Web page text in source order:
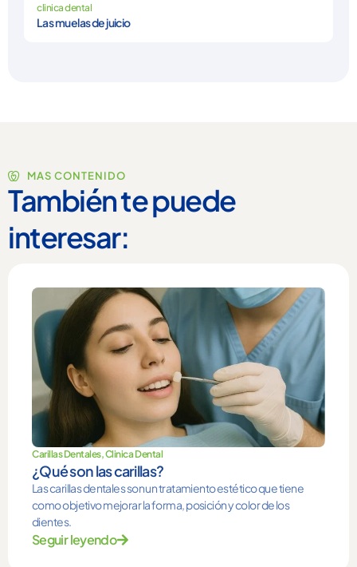
clinica dental
Las muelas de juicio
MAS CONTENIDO
También te puede
interesar:
Carillas Dentales,Clinica Dental
¿Qué son las carillas?
Las carillas dentales son un tratamiento estético que tiene
como objetivo mejorar la forma, posición y color de los
dientes.
Seguir leyendo